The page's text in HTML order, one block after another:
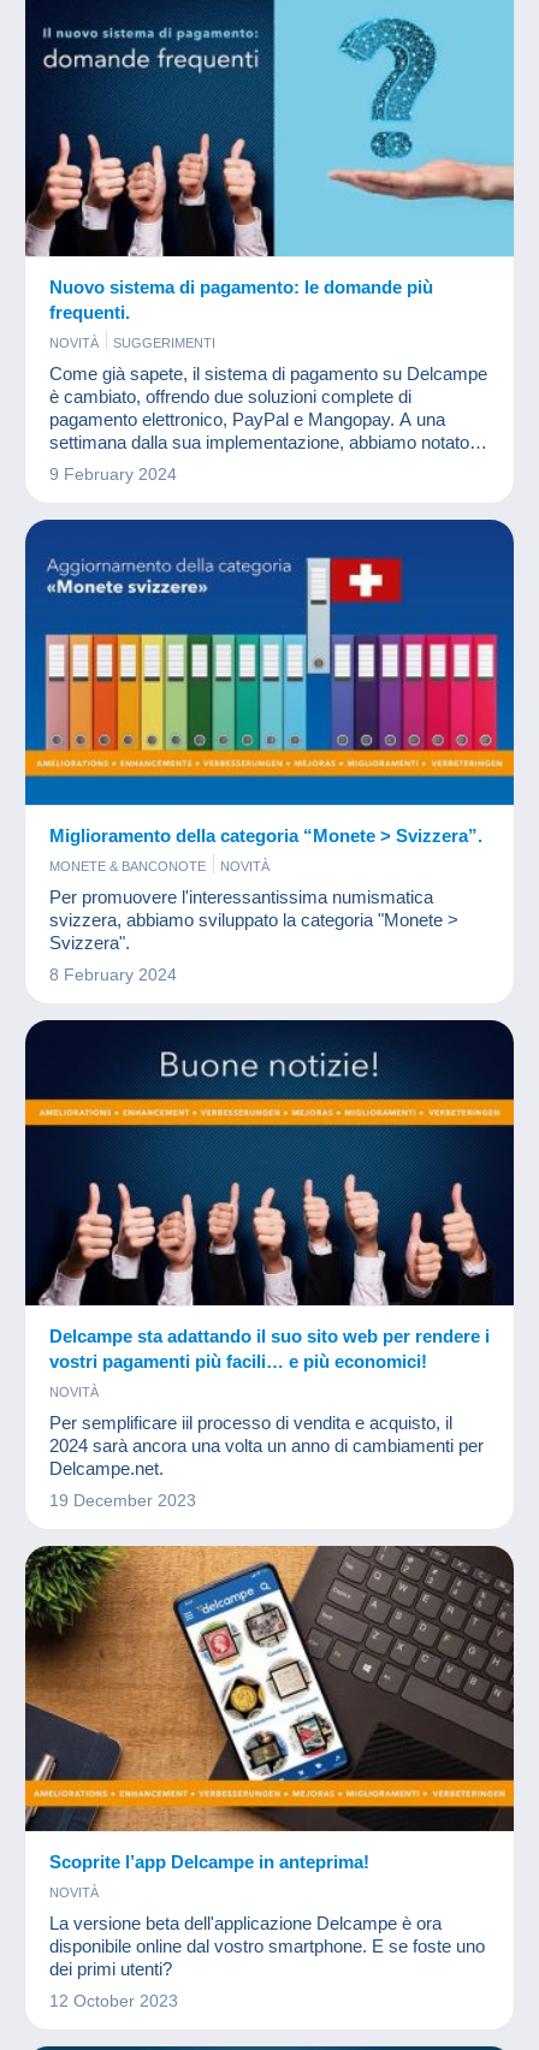
Nuovo sistema di pagamento: le domande più
frequenti.
NOVITÀ SUGGERIMENTI
Come già sapete, il sistema di pagamento su Delcampe
è cambiato, offrendo due soluzioni complete di
pagamento elettronico, PayPal e Mangopay. A una
settimana dalla sua implementazione, abbiamo notato
che le domande poste sono spesso le stesse e
vorremmo fornire risposte chiare.
9 February 2024
Miglioramento della categoria “Monete > Svizzera”.
MONETE & BANCONOTE NOVITÀ
Per promuovere l'interessantissima numismatica
svizzera, abbiamo sviluppato la categoria "Monete >
Svizzera".
8 February 2024
Delcampe sta adattando il suo sito web per rendere i
vostri pagamenti più facili… e più economici!
NOVITÀ
Per semplificare iil processo di vendita e acquisto, il
2024 sarà ancora una volta un anno di cambiamenti per
Delcampe.net.
19 December 2023
Scoprite l’app Delcampe in anteprima!
NOVITÀ
La versione beta dell'applicazione Delcampe è ora
disponibile online dal vostro smartphone. E se foste uno
dei primi utenti?
12 October 2023